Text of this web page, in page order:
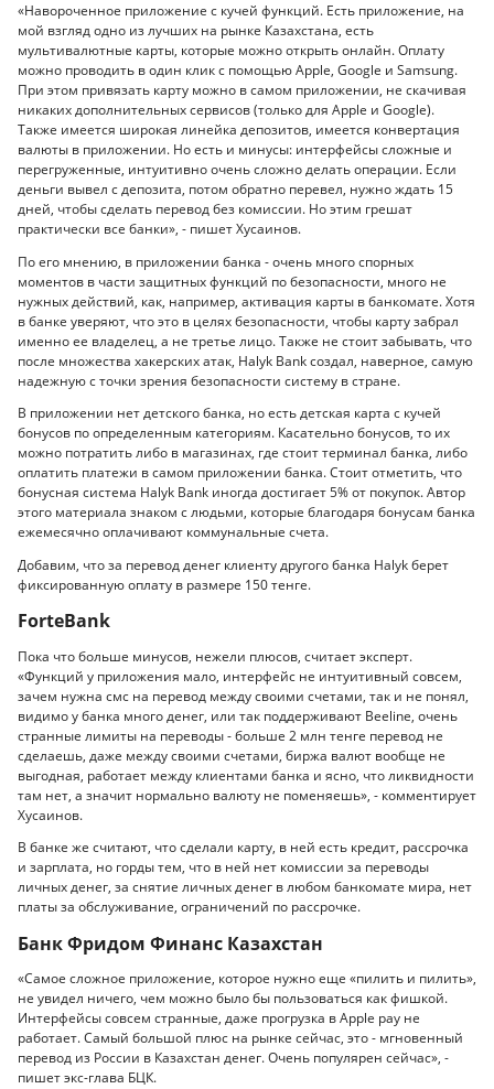
«Навороченное приложение с кучей функций. Есть приложение, на
мой взгляд одно из лучших на рынке Казахстана, есть
мультивалютные карты, которые можно открыть онлайн. Оплату
можно проводить в один клик с помощью Apple, Google и Samsung.
При этом привязать карту можно в самом приложении, не скачивая
никаких дополнительных сервисов (только для Apple и Google).
Также имеется широкая линейка депозитов, имеется конвертация
валюты в приложении. Но есть и минусы: интерфейсы сложные и
перегруженные, интуитивно очень сложно делать операции. Если
деньги вывел с депозита, потом обратно перевел, нужно ждать 15
дней, чтобы сделать перевод без комиссии. Но этим грешат
практически все банки», - пишет Хусаинов.
По его мнению, в приложении банка - очень много спорных
моментов в части защитных функций по безопасности, много не
нужных действий, как, например, активация карты в банкомате. Хотя
в банке уверяют, что это в целях безопасности, чтобы карту забрал
именно ее владелец, а не третье лицо. Также не стоит забывать, что
после множества хакерских атак, Halyk Bank создал, наверное, самую
надежную с точки зрения безопасности систему в стране.
В приложении нет детского банка, но есть детская карта с кучей
бонусов по определенным категориям. Касательно бонусов, то их
можно потратить либо в магазинах, где стоит терминал банка, либо
оплатить платежи в самом приложении банка. Стоит отметить, что
бонусная система Halyk Bank иногда достигает 5% от покупок. Автор
этого материала знаком с людьми, которые благодаря бонусам банка
ежемесячно оплачивают коммунальные счета.
Добавим, что за перевод денег клиенту другого банка Halyk берет
фиксированную оплату в размере 150 тенге.
ForteBank
Пока что больше минусов, нежели плюсов, считает эксперт.
«Функций у приложения мало, интерфейс не интуитивный совсем,
зачем нужна смс на перевод между своими счетами, так и не понял,
видимо у банка много денег, или так поддерживают Beeline, очень
странные лимиты на переводы - больше 2 млн тенге перевод не
сделаешь, даже между своими счетами, биржа валют вообще не
выгодная, работает между клиентами банка и ясно, что ликвидности
там нет, а значит нормально валюту не поменяешь», - комментирует
Хусаинов.
В банке же считают, что сделали карту, в ней есть кредит, рассрочка
и зарплата, но горды тем, что в ней нет комиссии за переводы
личных денег, за снятие личных денег в любом банкомате мира, нет
платы за обслуживание, ограничений по рассрочке.
Банк Фридом Финанс Казахстан
«Самое сложное приложение, которое нужно еще «пилить и пилить»,
не увидел ничего, чем можно было бы пользоваться как фишкой.
Интерфейсы совсем странные, даже прогрузка в Apple pay не
работает. Самый большой плюс на рынке сейчас, это - мгновенный
перевод из России в Казахстан денег. Очень популярен сейчас», -
пишет экс-глава БЦК.